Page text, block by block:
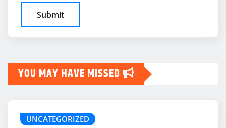
YOU MAY HAVE MISSED
UNCATEGORIZED